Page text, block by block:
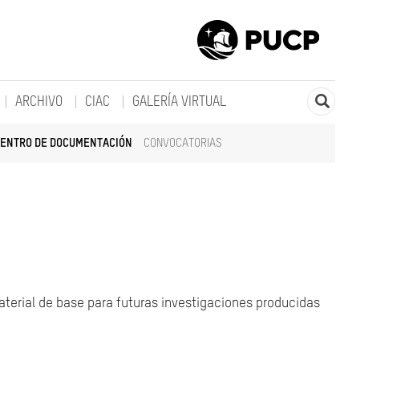
DE DOCUMENTACIÓN CONVOCATORIAS
ARCHIVO CIAC GALERÍA VIRTUAL
de base para futuras investigaciones producidas